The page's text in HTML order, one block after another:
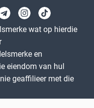
wat op hierdie
en
eiendom van hul
geaffilieer met die